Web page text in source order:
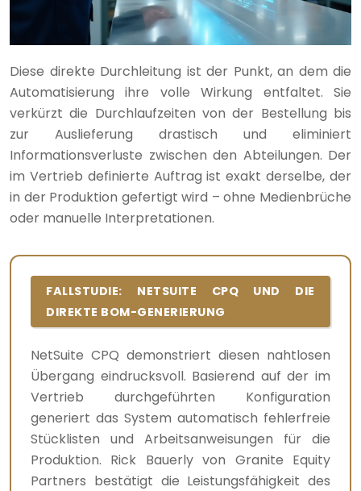
Diese direkte Durchleitung ist der Punkt, an dem die
Automatisierung ihre volle Wirkung entfaltet. Sie
verkürzt die Durchlaufzeiten von der Bestellung bis
zur Auslieferung drastisch und eliminiert
Informationsverluste zwischen den Abteilungen. Der
im Vertrieb definierte Auftrag ist exakt derselbe, der
in der Produktion gefertigt wird – ohne Medienbrüche
oder manuelle Interpretationen.
FALLSTUDIE: NETSUITE CPQ UND DIE
DIREKTE BOM-GENERIERUNG
NetSuite CPQ demonstriert diesen nahtlosen
Übergang eindrucksvoll. Basierend auf der im
Vertrieb durchgeführten Konfiguration
generiert das System automatisch fehlerfreie
Stücklisten und Arbeitsanweisungen für die
Produktion. Rick Bauerly von Granite Equity
Partners bestätigt die Leistungsfähigkeit des